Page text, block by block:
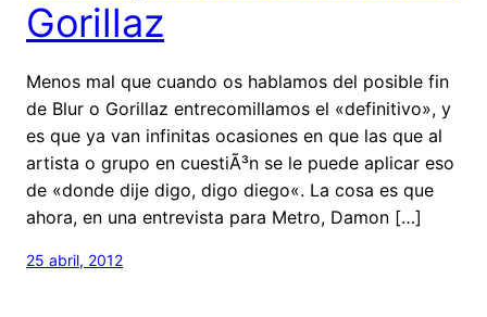
Gorillaz
Menos mal que cuando os hablamos del posible fin
de Blur o Gorillaz entrecomillamos el «definitivo», y
es que ya van infinitas ocasiones en que las que al
artista o grupo en cuestiÃ³n se le puede aplicar eso
de «donde dije digo, digo diego«. La cosa es que
ahora, en una entrevista para Metro, Damon […]
25 abril, 2012